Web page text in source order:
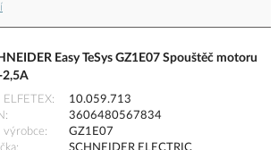
Easy TeSys GZ1E07 Spouštěč motoru
2,5A
ELFETEX
10.059.713
3606480567834
výrobce
GZ1E07